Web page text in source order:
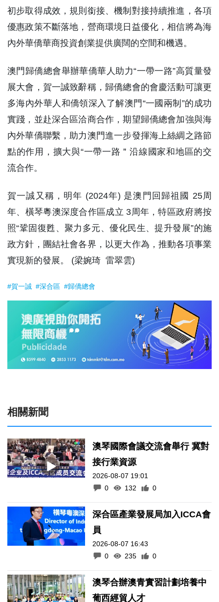
初步取得成效，規則銜接、機制對接持續推進，各項
優惠政策不斷落地，營商環境日益優化，相信將為海
內外華僑華商投資創業提供廣闊的空間和機遇。
澳門歸僑總會舉辦華僑華人助力“一帶一路”高質量發
展大會，賀一誠致辭稱，歸僑總會的會慶活動可讓更
多海內外華人和僑領深入了解澳門“一國兩制”的成功
實踐，並赴深合區洽商合作，期望歸僑總會加強與海
內外華僑聯繫，助力澳門進一步發揮海上絲綢之路節
點的作用，擴大與“一帶一路＂沿線國家和地區的交
流合作。
賀一誠又稱，明年 (2024年) 是澳門回歸祖國 25周
年、橫琴粵澳深度合作區成立 3周年，特區政府將按
照“鞏固復甦、聚力多元、優化民生、提升發展”的施
政方針，團結社會各界，以更大作為，推動各項事業
實現新的發展。 (梁婉琦 雷翠雲)
#賀一誠 #深合區 #歸僑總會
相關新聞
澳琴國際會議交流會舉行 冀對
接行業資源
2026-08-07 19:01
0
132 0
深合區產業發展局加入ICCA會
員
2026-08-07 16:43
0
235 0
澳琴合辦澳青實習計劃培養中
葡西經貿人才